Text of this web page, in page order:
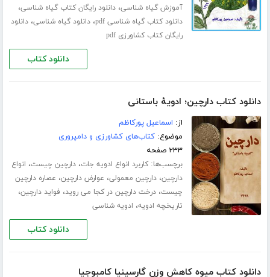
آموزش گیاه شناسی،دانلود رایگان کتاب گیاه شناسی،
دانلود کتاب گیاه شناسی pdf ،دانلود گیاه شناسی،دانلود
رایگان کتاب کشاورزی pdf
دانلود کتاب
دانلود کتاب دارچین؛ ادویۀ باستانی
از: اسماعیل پورکاظم
موضوع:کتاب‌های کشاورزی و دامپروری
۲۳۳ صفحه
برچسب‌ها:کاربرد انواع ادویه جات،دارچین چیست، انواع
دارچین،دارچین معمولی، عوارض دارچین، عصاره دارچین
چیست،درخت دارچین در کجا می روید، فواید دارچین،
تاریخچه ادویه، ادویه شناسی
دانلود کتاب
دانلود کتاب میوه کاهش وزن گارسینیا کامبوجیا